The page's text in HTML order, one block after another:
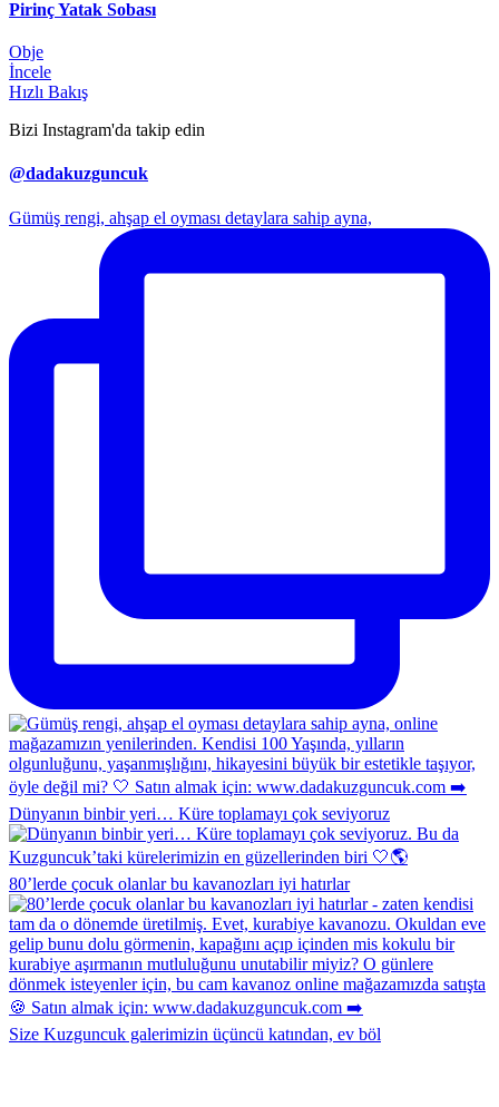
Pirinç Yatak Sobası
Obje
İncele
Hızlı Bakış
Bizi Instagram'da takip edin
@dadakuzguncuk
Gümüş rengi, ahşap el oyması detaylara sahip ayna,
Dünyanın binbir yeri… Küre toplamayı çok seviyoruz
80’lerde çocuk olanlar bu kavanozları iyi hatırlar
Size Kuzguncuk galerimizin üçüncü katından, ev böl